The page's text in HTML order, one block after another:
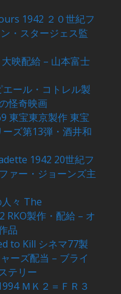
1942 ２０世紀フ
・スタージェス監
映配給 – 山本富士
ール・コトレル製
怪奇映画
東宝東京製作 東宝
ズ第13弾・酒井和
1942 20世紀フ
ァー・ジョーンズ主
々 The
製作・配給 – オ
品
to Kill シネマ77製
ーズ配当 – ブライ
テリー
ＭＫ２＝ＦＲ３